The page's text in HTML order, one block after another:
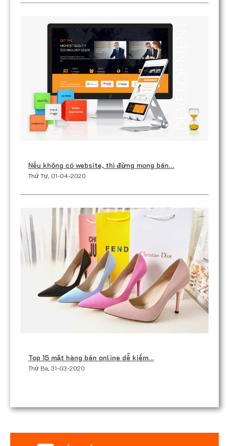
Nếu không có website, thì đừng mong bán…
Thứ Tư, 01-04-2020
Top 15 mặt hàng bán online dễ kiếm…
Thứ Ba, 31-03-2020